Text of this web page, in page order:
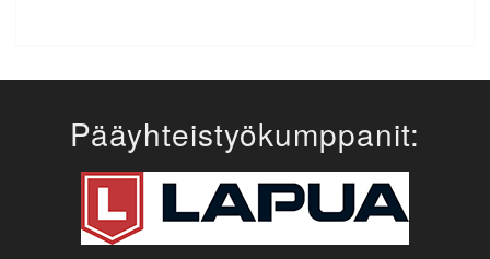
Pääyhteistyökumppanit: